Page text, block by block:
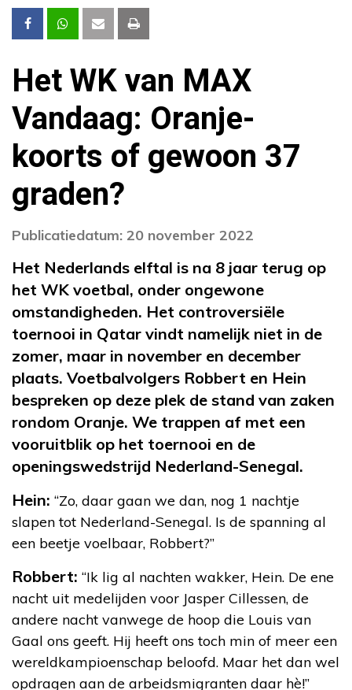
Het WK van MAX
Vandaag: Oranje-
koorts of gewoon 37
graden?
Publicatiedatum: 20 november 2022
Het Nederlands elftal is na 8 jaar terug op
het WK voetbal, onder ongewone
omstandigheden. Het controversiële
toernooi in Qatar vindt namelijk niet in de
zomer, maar in november en december
plaats. Voetbalvolgers Robbert en Hein
bespreken op deze plek de stand van zaken
rondom Oranje. We trappen af met een
vooruitblik op het toernooi en de
openingswedstrijd Nederland-Senegal.
Hein: “Zo, daar gaan we dan, nog 1 nachtje
slapen tot Nederland-Senegal. Is de spanning al
een beetje voelbaar, Robbert?”
Robbert: “Ik lig al nachten wakker, Hein. De ene
nacht uit medelijden voor Jasper Cillessen, de
andere nacht vanwege de hoop die Louis van
Gaal ons geeft. Hij heeft ons toch min of meer een
wereldkampioenschap beloofd. Maar het dan wel
opdragen aan de arbeidsmigranten daar hè!”